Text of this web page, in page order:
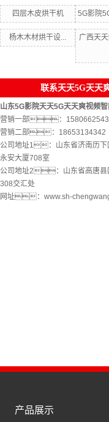
四层木皮烘干机 5G影院
杨木木材烘干设...
广西天
联系天天5G天天
山东5G影院天天5G天天爽视频
营销一部：15806625431
营销二部：18653134342
公司地址1：山东省济南历下
永安大厦708室
公司地址2：山东省高唐县
308交汇处
网址：www.sh-
产品展示